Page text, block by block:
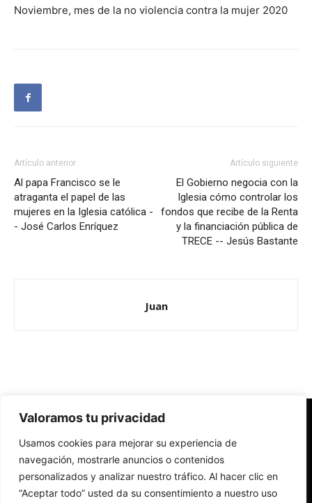
Valoramos tu privacidad
Usamos cookies para mejorar su experiencia de
navegación, mostrarle anuncios o contenidos
personalizados y analizar nuestro tráfico. Al hacer clic en
“Aceptar todo” usted da su consentimiento a nuestro uso
Noviembre, mes de la no violencia contra la mujer 2020
Artículo anterior
Al papa Francisco se le
atraganta el papel de las
mujeres en la Iglesia católica -
- José Carlos Enríquez
Artículo siguiente
El Gobierno negocia con la
Iglesia cómo controlar los
fondos que recibe de la Renta
y la financiación pública de
TRECE -- Jesús Bastante
Juan
Redes Cristianas
Una mirada alternativa sobre la Iglesia católica y la sociedad
- Colectivos de Redes Cristianas